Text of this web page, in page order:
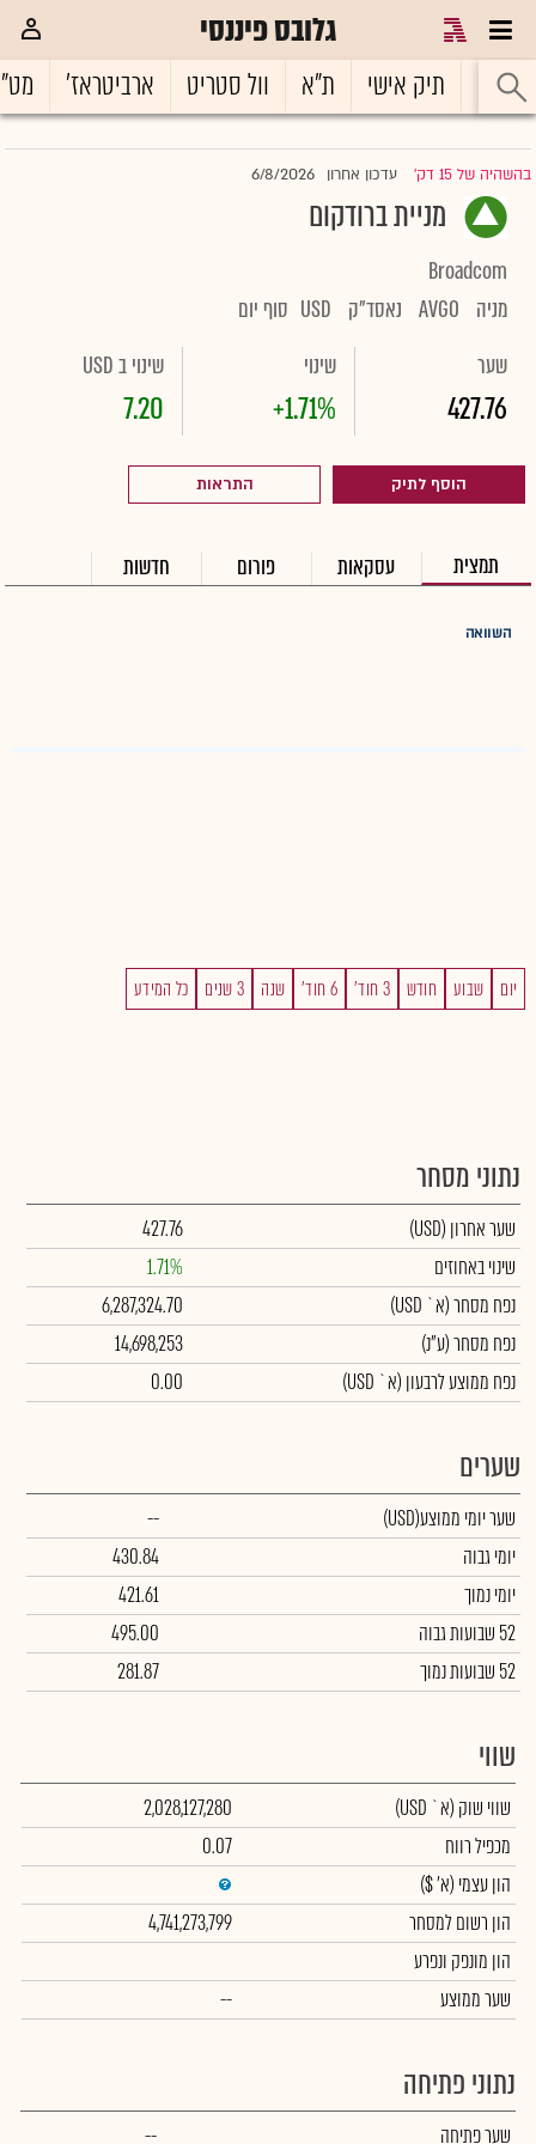
גלובס פיננסי
ראשי תיק אישי ת"א וול סטריט ארביטראז'
בהשהיה של 15 דק' |עדכון אחרון 6/8/2026
מניית ברודקום
Broadcom
מניה
AVGO נאסד"ק USD סוף יום
שער
427.76
שינוי
+1.71%
שינוי ב USD
7.20
הוסף לתיק התראות
תמצית עסקאות פורום חדשות
השוואה
יום שבוע חודש 3 חוד' 6 חוד' שנה 3 שנים כל המידע
נתוני מסחר
שער אחרון (USD)
427.76
שינוי באחוזים
1.71%
נפח מסחר(א` USD)
6,287,324.70
נפח מסחר(ע"נ)
14,698,253
נפח ממוצע לרבעון (א` USD)
0.00
שערים
שער יומי ממוצע(USD)
--
יומי גבוה
430.84
יומי נמוך
421.61
52 שבועות גבוה
495.00
52 שבועות נמוך
281.87
שווי
שווי שוק (א` USD)
2,028,127,280
מכפיל רווח
0.07
הון עצמי (א' $)
הון רשום למסחר
4,741,273,799
הון מונפק ונפרע
שער ממוצע
--
נתוני פתיחה
שער פתיחה --